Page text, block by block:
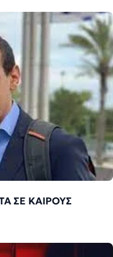
ΣΕ ΚΑΙΡΟΥΣ